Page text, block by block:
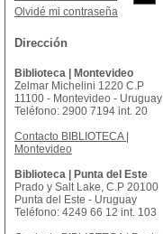
Olvidé mi contraseña
Dirección
Biblioteca | Montevideo
Zelmar Michelini 1220 C.P
11100 - Montevideo - Uruguay
Teléfono: 2900 7194 int. 20
Contacto BIBLIOTECA |
Montevideo
Biblioteca | Punta del Este
Prado y Salt Lake, C.P 20100
Punta del Este - Uruguay
Teléfono: 4249 66 12 int. 103